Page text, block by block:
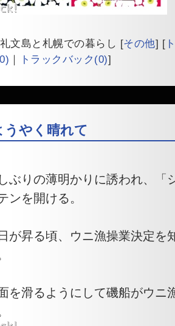
礼文島と札幌での暮らし [その他] [
｜ トラックバック(0)]
うやく晴れて
ぶりの薄明かりに誘われ、「
ンを開ける。
が昇る頃、ウニ漁操業決定を
を滑るようにして磯船がウニ